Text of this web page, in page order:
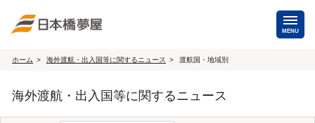
MENU
海外航空券
（日本発・海外発・世界一周）
ホーム 海外渡航・出入国等に関するニュース 渡航国・地域別
海外渡航・出入国等に関するニュース